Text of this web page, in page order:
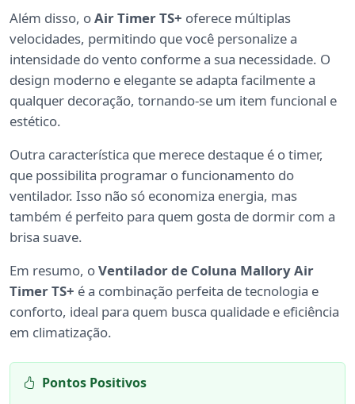
Além disso, oAir Timer TS+ oferece múltiplas
velocidades, permitindo que você personalize a
intensidade do vento conforme a sua necessidade. O
design moderno e elegante se adapta facilmente a
qualquer decoração, tornando-se um item funcional e
estético.
Outra característica que merece destaque é o timer,
que possibilita programar o funcionamento do
ventilador. Isso não só economiza energia, mas
também é perfeito para quem gosta de dormir com a
brisa suave.
Em resumo, oVentilador de Coluna Mallory Air
Timer TS+ é a combinação perfeita de tecnologia e
conforto, ideal para quem busca qualidade e eficiência
em climatização.
Pontos Positivos